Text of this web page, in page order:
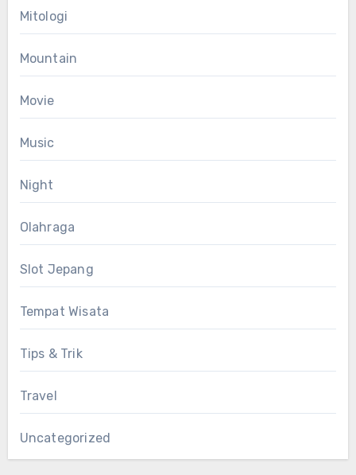
Mitologi
Mountain
Movie
Music
Night
Olahraga
Slot Jepang
Tempat Wisata
Tips & Trik
Travel
Uncategorized